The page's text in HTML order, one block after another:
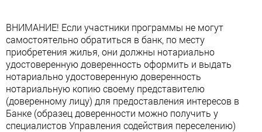
ВНИМАНИЕ! Если участники программы не могут
самостоятельно обратиться в банк, по месту
приобретения жилья, они должны нотариально
удостоверенную доверенность оформить и выдать
нотариально удостоверенную доверенность
нотариальную копию своему представителю
(доверенному лицу) для предоставления интересов в
Банке (образец доверенности можно получить у
специалистов Управления содействия переселению)